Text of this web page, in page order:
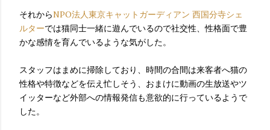
それからNPO法人東京キャットガーディアン 西国分寺シェ
ルターでは猫同士一緒に遊んでいるので社交性、性格面で豊
かな感情を育んでいるような気がした。
スタッフはまめに掃除しており、時間の合間は来客者へ猫の
性格や特徴などを伝え忙しそう、おまけに動画の生放送やツ
イッターなど外部への情報発信も意欲的に行っているようで
した。